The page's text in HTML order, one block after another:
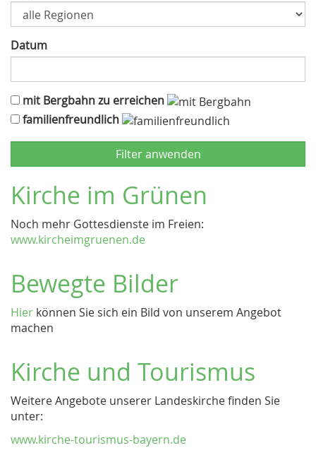
Datum
mit Bergbahn zu erreichen
familienfreundlich
Kirche im Grünen
Noch mehr Gottesdienste im Freien:
www.kircheimgruenen.de
Bewegte Bilder
Hier können Sie sich ein Bild von unserem Angebot
machen
Kirche und Tourismus
Weitere Angebote unserer Landeskirche finden Sie
unter:
www.kirche-tourismus-bayern.de